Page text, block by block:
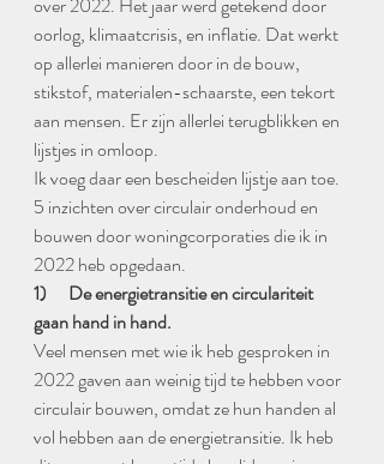
oorlog, klimaatcrisis, en inflatie. Dat werkt
op allerlei manieren door in de bouw,
stikstof, materialen-schaarste, een tekort
aan mensen. Er zijn allerlei terugblikken en
lijstjes in omloop.
Ik voeg daar een bescheiden lijstje aan toe.
5 inzichten over circulair onderhoud en
bouwen door woningcorporaties die ik in
2022 heb opgedaan.
1)      De energietransitie en circulariteit
gaan hand in hand.
Veel mensen met wie ik heb gesproken in
2022 gaven aan weinig tijd te hebben voor
circulair bouwen, omdat ze hun handen al
vol hebben aan de energietransitie. Ik heb